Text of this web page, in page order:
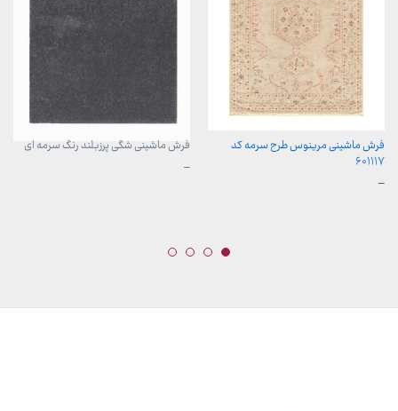
فرش ماشینی مرینوس طرح سرمه کد
۶۰۱۱۱۷
–محدوده
فرش ماشینی شگی پرزبلند رنگ سرمه ای
–محدوده